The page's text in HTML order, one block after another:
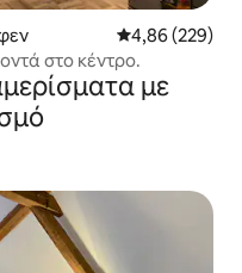
Μέση
4,86 (229)
στο κέντρο.
με